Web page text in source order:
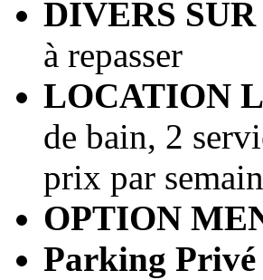
DIVERS
à repasser
LOCATION
de bain, 2
prix par
OPTION
Parking Privé